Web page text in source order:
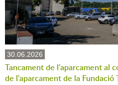
30.06.2026
Tancament de l'aparcament al
de l'aparcament de la Fundació